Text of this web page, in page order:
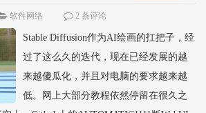
软件网络 2 条评论
Stable Diffusion作为AI绘画的扛把子，经
过了这么久的迭代，现在已经发展的越
来越傻瓜化，并且对电脑的要求越来越
低。网上大部分教程依然停留在很久之